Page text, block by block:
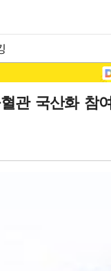
관 국산화 참여